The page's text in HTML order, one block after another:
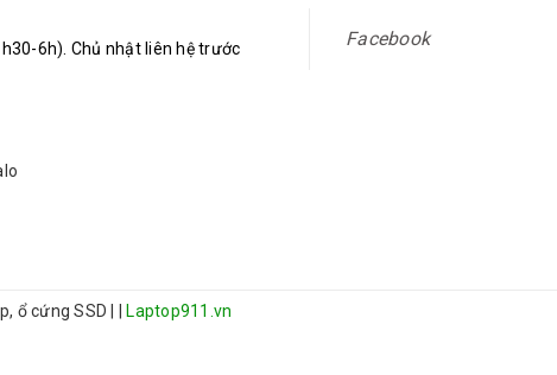
6h). Chủ nhật liên hệ trước
Facebook
ổ cứng SSD| |Laptop911.vn